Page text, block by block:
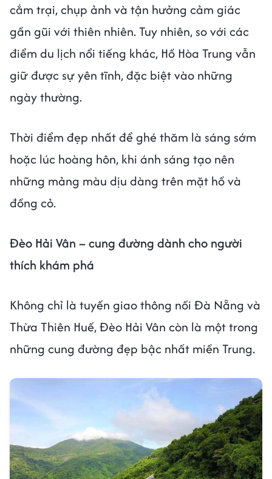
cắm trại, chụp ảnh và tận hưởng cảm giác
gần gũi với thiên nhiên. Tuy nhiên, so với các
điểm du lịch nổi tiếng khác, Hồ Hòa Trung vẫn
giữ được sự yên tĩnh, đặc biệt vào những
ngày thường.
Thời điểm đẹp nhất để ghé thăm là sáng sớm
hoặc lúc hoàng hôn, khi ánh sáng tạo nên
những mảng màu dịu dàng trên mặt hồ và
đồng cỏ.
Đèo Hải Vân – cung đường dành cho người
thích khám phá
Không chỉ là tuyến giao thông nối Đà Nẵng và
Thừa Thiên Huế, Đèo Hải Vân còn là một trong
những cung đường đẹp bậc nhất miền Trung.